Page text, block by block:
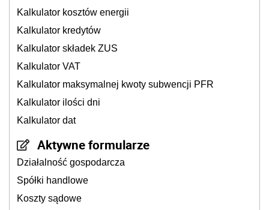
Kalkulator kosztów energii
Kalkulator kredytów
Kalkulator składek ZUS
Kalkulator VAT
Kalkulator maksymalnej kwoty subwencji PFR
Kalkulator ilości dni
Kalkulator dat
Aktywne formularze
Działalność gospodarcza
Spółki handlowe
Koszty sądowe